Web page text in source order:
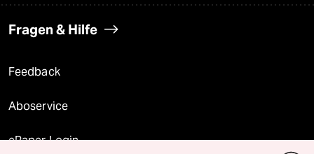
Fragen & Hilfe
Feedback
Aboservice
ePaper Login